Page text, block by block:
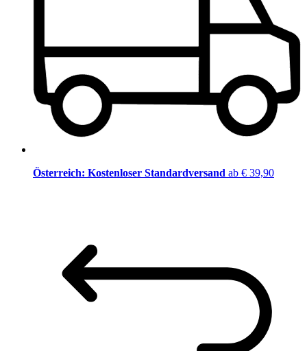
Österreich: Kostenloser Standardversand ab € 39,90